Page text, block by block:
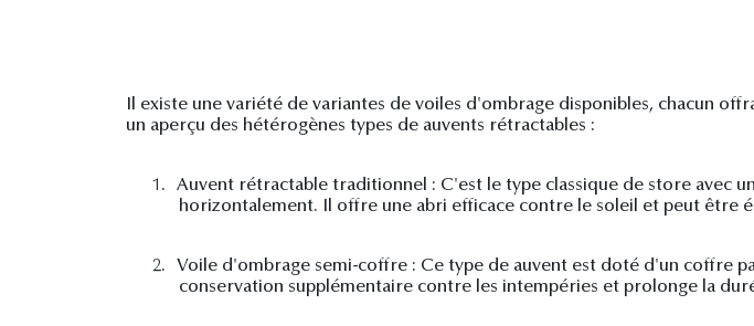
Il existe une variété de variantes de voiles d'ombrage disponibles, chacun
un aperçu des hétérogènes types de auvents rétractables :
1.
Auvent rétractable traditionnel : C'est le type classique de store avec
horizontalement. Il offre une abri efficace contre le soleil et peut être
2.
Voile d'ombrage semi-coffre : Ce type de auvent est doté d'un coffre
conservation supplémentaire contre les intempéries et prolonge la